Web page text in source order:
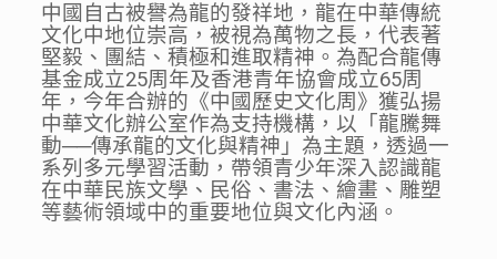
中國自古被譽為龍的發祥地，龍在中華傳統
文化中地位崇高，被視為萬物之長，代表著
堅毅、團結、積極和進取精神。為配合龍傳
基金成立25周年及香港青年協會成立65周
年，今年合辦的《中國歷史文化周》獲弘揚
中華文化辦公室作為支持機構，以「龍騰舞
動──傳承龍的文化與精神」為主題，透過一
系列多元學習活動，帶領青少年深入認識龍
在中華民族文學、民俗、書法、繪畫、雕塑
等藝術領域中的重要地位與文化內涵。